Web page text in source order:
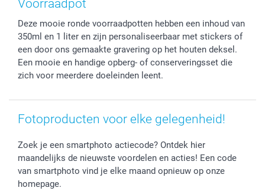
Fotokaders, Decoratie en Snoepjes
Fotokalenders & Fotoagenda's
Moederdag
Vaderdag
Verjaardag
Geboorte
Herroepingsrecht
Klachtenregeling
Wettelijke garantie
Privacybeleid
Cookiebeleid
Investor Relations
Betalingsmogelijkheden
Grote bestellingen
Levering
Mijn orderstatus
Voorraadpot
Deze mooie ronde voorraadpotten hebben een inhoud van
350ml en 1 liter en zijn personaliseerbaar met stickers of
een door ons gemaakte gravering op het houten deksel.
Een mooie en handige opberg- of conserveringsset die
zich voor meerdere doeleinden leent.
Fotoproducten voor elke gelegenheid!
Zoek je een smartphoto actiecode? Ontdek hier
maandelijks de nieuwste voordelen en acties! Een code
van smartphoto vind je elke maand opnieuw op onze
homepage.